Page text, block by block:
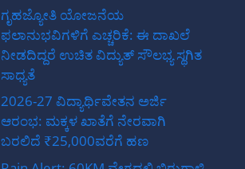
ಗೃಹಜ್ಯೋತಿ ಯೋಜನೆಯ
ಫಲಾನುಭವಿಗಳಿಗೆ ಎಚ್ಚರಿಕೆ: ಈ ದಾಖಲೆ
ನೀಡದಿದ್ದರೆ ಉಚಿತ ವಿದ್ಯುತ್ ಸೌಲಭ್ಯ ಸ್ಥಗಿತ
ಸಾಧ್ಯತೆ
2026-27 ವಿದ್ಯಾರ್ಥಿವೇತನ ಅರ್ಜಿ
ಆರಂಭ: ಮಕ್ಕಳ ಖಾತೆಗೆ ನೇರವಾಗಿ
ಬರಲಿದೆ ₹25,000ವರೆಗೆ ಹಣ